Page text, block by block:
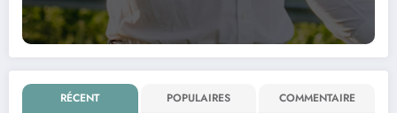
RÉCENT POPULAIRES COMMENTAIRE